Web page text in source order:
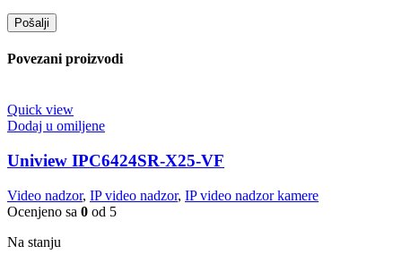
Povezani proizvodi
Quick view
Dodaj u omiljene
Uniview IPC6424SR-X25-VF
Video nadzor, IP video nadzor, IP video nadzor kamere
Ocenjeno sa 0 od 5
Na stanju